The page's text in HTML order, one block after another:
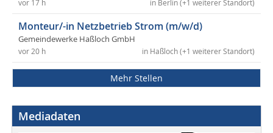
in Berlin (+1 weiterer Standort)
vor 17 h
Monteur/-in Netzbetrieb Strom (m/w/d)
Gemeindewerke Haßloch GmbH
in Haßloch (+1 weiterer Standort)
vor 20 h
Mehr Stellen
Mediadaten